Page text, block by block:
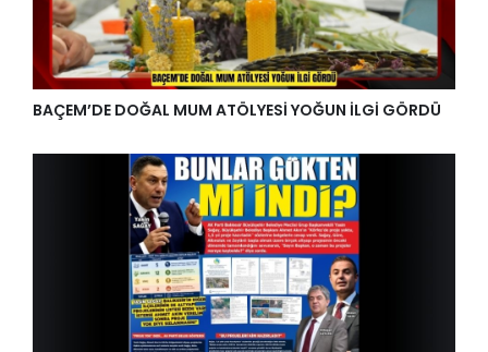
BAÇEM’DE DOĞAL MUM ATÖLYESİ YOĞUN İLGİ GÖRDÜ